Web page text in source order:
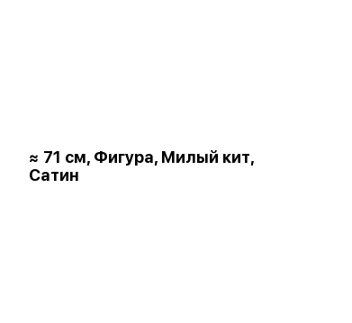
≈ 71 см, Фигура, Милый кит,
Сатин